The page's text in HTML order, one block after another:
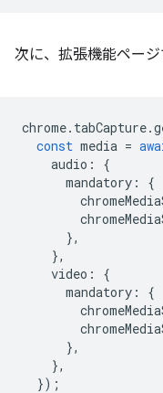
次に、拡張機能ページ
chrome. tabCapture.
const media =
audio :
{
mandatory :
{
},
},
video :
{
mandatory :
{
},
},
});